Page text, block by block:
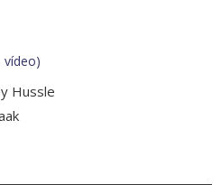
vídeo)
Hussle